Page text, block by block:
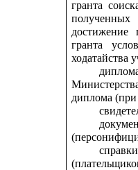
гранта
полученных
достижение
гранта
ходатайства
диплома